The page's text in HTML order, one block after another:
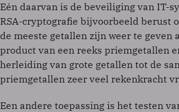
Eén daarvan is de beveiliging van IT-
RSA-cryptografie bijvoorbeeld berust
de meeste getallen zijn weer te geven
product van een reeks priemgetallen
herleiding van grote getallen tot de
priemgetallen zeer veel rekenkracht
Een andere toepassing is het testen